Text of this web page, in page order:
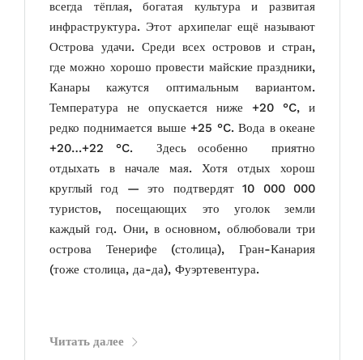
всегда тёплая, богатая культура и развитая
инфраструктура. Этот архипелаг ещё называют
Острова удачи. Среди всех островов и стран,
где можно хорошо провести майские праздники,
Канары кажутся оптимальным вариантом.
Температура не опускается ниже +20 °C, и
редко поднимается выше +25 °C. Вода в океане
+20…+22 °C. Здесь особенно приятно
отдыхать в начале мая. Хотя отдых хорош
круглый год — это подтвердят 10 000 000
туристов, посещающих это уголок земли
каждый год. Они, в основном, облюбовали три
острова Тенерифе (столица), Гран-Канария
(тоже столица, да-да), Фуэртевентура.
Читать далее